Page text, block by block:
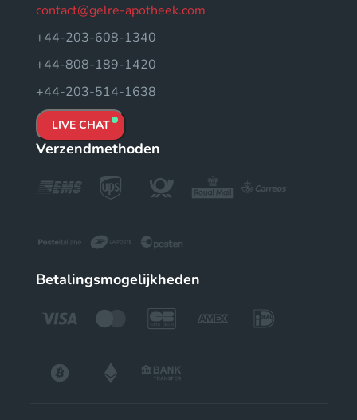
contact@gelre-apotheek.com
+44-203-608-1340
+44-808-189-1420
+44-203-514-1638
LIVE CHAT
Verzendmethoden
Betalingsmogelijkheden